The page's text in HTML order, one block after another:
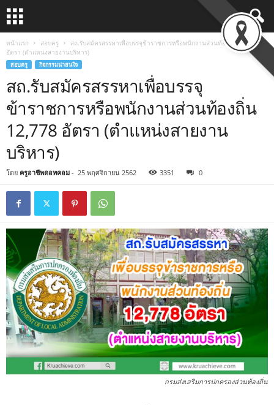
หน้าแรก สอบครู
สถ.รับสมัครสรรหาเพื่อบรรจุข้าราชการหรือพนักงานส่วนท้องถิ่น 12,778
อัตรา (ตำแหน่งสายงานบริหาร)
สอบครู กิจกรรมน่าสนใจ
สถ.รับสมัครสรรหาเพื่อบรรจุ
ข้าราชการหรือพนักงานส่วนท้องถิ่น
12,778 อัตรา (ตำแหน่งสายงาน
บริหาร)
โดย ครูอาชีพดอทคอม - 25 พฤศจิกายน 2562 3351 0
กรมส่งเสริมการปกครองส่วนท้องถิ่น